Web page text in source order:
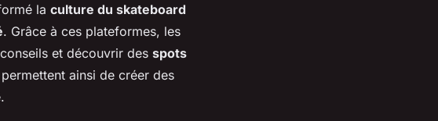
la culture du skateboard
. Grâce à ces plateformes, les
et découvrir des spots
permettent ainsi de créer des